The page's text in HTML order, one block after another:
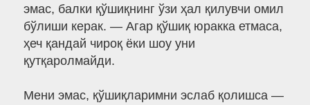
эмас, балки қўшиқнинг ўзи ҳал қилувчи омил
бўлиши керак. — Агар қўшиқ юракка етмаса,
ҳеч қандай чироқ ёки шоу уни
қутқаролмайди.
Мени эмас, қўшиқларимни эслаб қолишса —